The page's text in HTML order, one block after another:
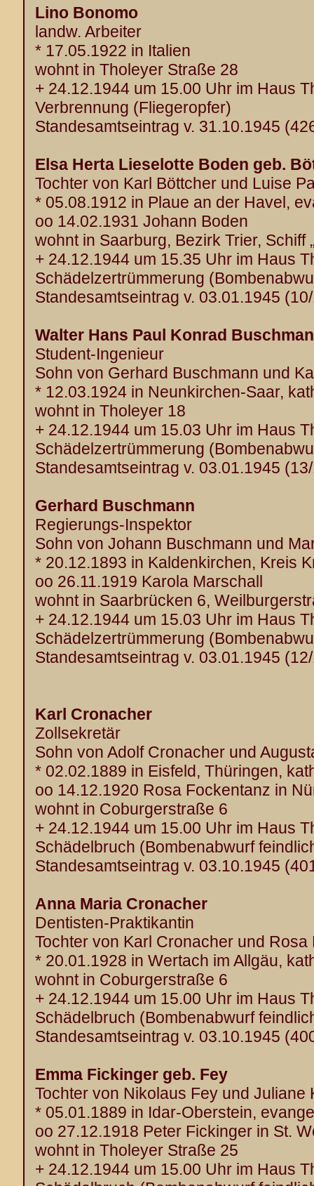
Lino Bonomo
landw. Arbeiter
* 17.05.1922 in Italien
wohnt in Tholeyer Straße 28
+ 24.12.1944 um 15.00 Uhr im Haus
Verbrennung (Fliegeropfer)
Standesamtseintrag v. 31.10.1945
Elsa Herta Lieselotte Boden geb.
Tochter von Karl Böttcher und Luise
* 05.08.1912 in Plaue an der Havel,
oo 14.02.1931 Johann Boden
wohnt in Saarburg, Bezirk Trier, Schiff
+ 24.12.1944 um 15.35 Uhr im Haus
Schädelzertrümmerung
Standesamtseintrag v. 03.01.1945
Walter Hans Paul Konrad
Student-Ingenieur
Sohn von Gerhard Buschmann und
* 12.03.1924 in Neunkirchen-Saar,
wohnt in Tholeyer 18
+ 24.12.1944 um 15.03 Uhr im Haus
Schädelzertrümmerung
Standesamtseintrag v. 03.01.1945
Gerhard Buschmann
Regierungs-Inspektor
Sohn von Johann Buschmann und
* 20.12.1893 in Kaldenkirchen, Kreis
oo 26.11.1919 Karola Marschall
wohnt in Saarbrücken 6,
+ 24.12.1944 um 15.03 Uhr im Haus
Schädelzertrümmerung
Standesamtseintrag v. 03.01.1945
Karl Cronacher
Zollsekretär
Sohn von Adolf Cronacher und
* 02.02.1889 in Eisfeld, Thüringen,
oo 14.12.1920 Rosa Fockentanz in
wohnt in Coburgerstraße 6
+ 24.12.1944 um 15.00 Uhr im Haus
Schädelbruch (Bombenabwurf
Standesamtseintrag v. 03.10.1945
Anna Maria Cronacher
Dentisten-Praktikantin
Tochter von Karl Cronacher und Rosa
* 20.01.1928 in Wertach im Allgäu,
wohnt in Coburgerstraße 6
+ 24.12.1944 um 15.00 Uhr im Haus
Schädelbruch (Bombenabwurf
Standesamtseintrag v. 03.10.1945
Emma Fickinger geb. Fey
Tochter von Nikolaus Fey und Juliane
* 05.01.1889 in Idar-Oberstein,
oo 27.12.1918 Peter Fickinger in St.
wohnt in Tholeyer Straße 25
+ 24.12.1944 um 15.00 Uhr im Haus